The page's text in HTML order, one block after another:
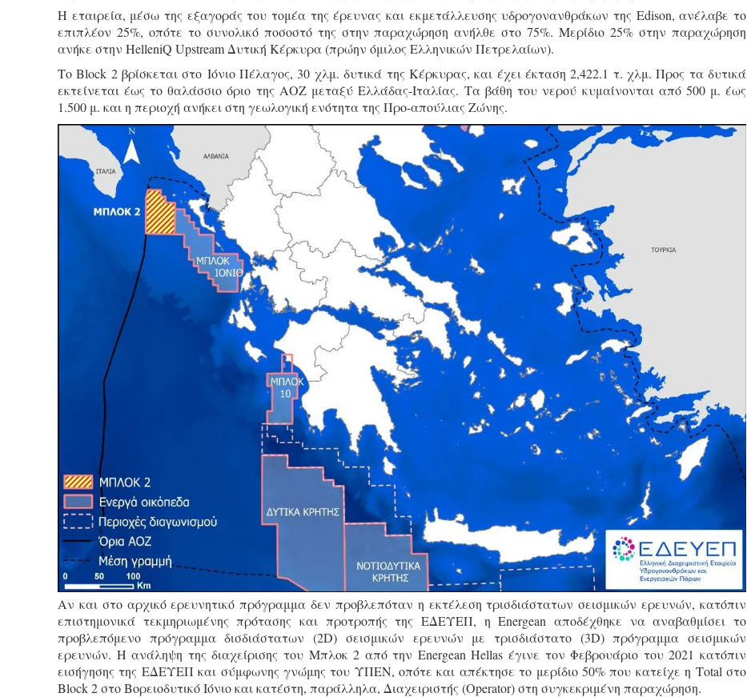
Η εταιρεία, μέσω της εξαγοράς του τομέα της έρευνας και εκμετάλλευσης υδρογονανθράκων της Edison, ανέλαβε το
επιπλέον 25%, οπότε το συνολικό ποσοστό της στην παραχώρηση ανήλθε στο 75%. Μερίδιο 25% στην παραχώρηση
ανήκε στην HelleniQ Upstream Δυτική Κέρκυρα (πρώην όμιλος Ελληνικών Πετρελαίων).
Το Block 2 βρίσκεται στο Ιόνιο Πέλαγος, 30 χλμ. δυτικά της Κέρκυρας, και έχει έκταση 2,422.1 τ. χλμ. Προς τα δυτικά
εκτείνεται έως το θαλάσσιο όριο της ΑΟΖ μεταξύ Ελλάδας-Ιταλίας. Τα βάθη του νερού κυμαίνονται από 500 μ. έως
1.500 μ. και η περιοχή ανήκει στη γεωλογική ενότητα της Προ-απούλιας Ζώνης.
Αν και στο αρχικό ερευνητικό πρόγραμμα δεν προβλεπόταν η εκτέλεση τρισδιάστατων σεισμικών ερευνών, κατόπιν
επιστημονικά τεκμηριωμένης πρότασης και προτροπής της ΕΔΕΥΕΠ, η Energean αποδέχθηκε να αναβαθμίσει το
προβλεπόμενο πρόγραμμα δισδιάστατων (2D) σεισμικών ερευνών με τρισδιάστατο (3D) πρόγραμμα σεισμικών
ερευνών. Η ανάληψη της διαχείρισης του Μπλοκ 2 από την Energean Hellas έγινε τον Φεβρουάριο του 2021 κατόπιν
εισήγησης της ΕΔΕΥΕΠ και σύμφωνης γνώμης του ΥΠΕΝ, οπότε και απέκτησε το μερίδιο 50% που κατείχε η Τotal στο
Block 2 στο Βορειοδυτικό Ιόνιο και κατέστη, παράλληλα, Διαχειριστής (Οperator) στη συγκεκριμένη παραχώρηση.